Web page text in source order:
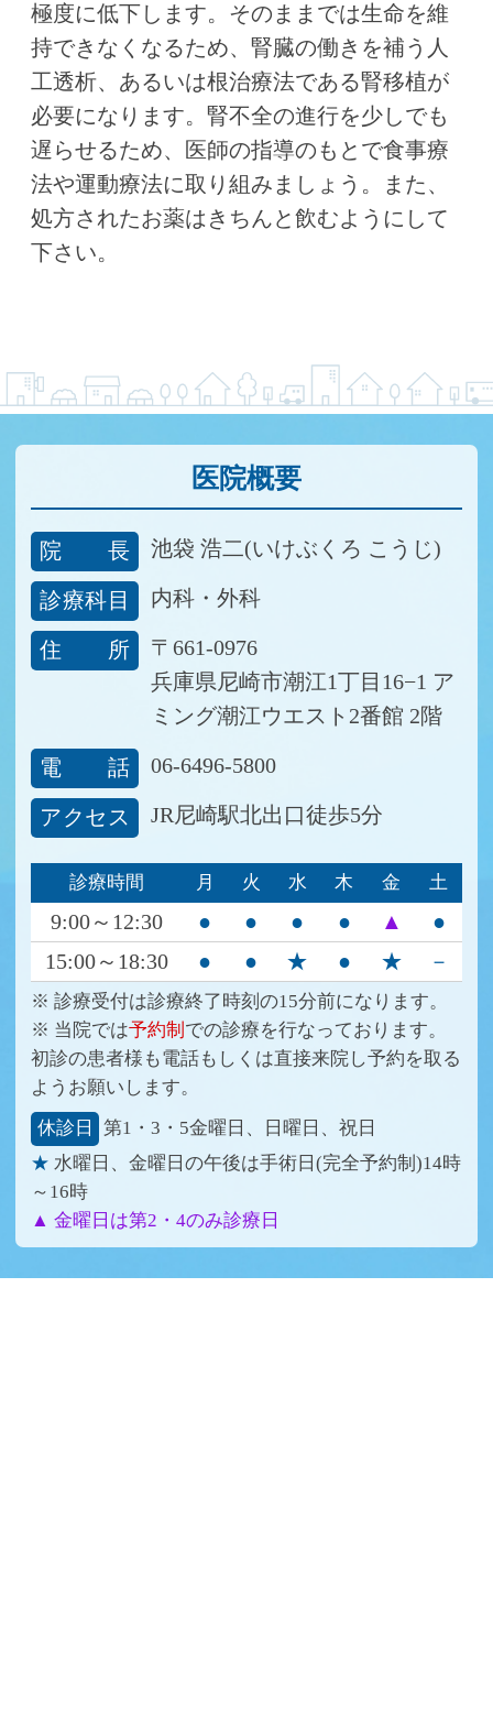
極度に低下します。そのままでは生命を維
持できなくなるため、腎臓の働きを補う人
工透析、あるいは根治療法である腎移植が
必要になります。腎不全の進行を少しでも
遅らせるため、医師の指導のもとで食事療
法や運動療法に取り組みましょう。また、
処方されたお薬はきちんと飲むようにして
下さい。
医院概要
院長 池袋 浩二(いけぶくろ こうじ)
診療科目 内科・外科
住所
〒661-0976
兵庫県尼崎市潮江1丁目16−1 ア
ミング潮江ウエスト2番館 2階
電話 06-6496-5800
アクセス JR尼崎駅北出口徒歩5分
※ 診療受付は診療終了時刻の15分前になります。
※ 当院では予約制 での診療を行なっております。
初診の患者様も電話もしくは直接来院し予約を取る
ようお願いします。
休診日
第1・3・5金曜日、日曜日、祝日
★ 水曜日、金曜日の午後は手術日(完全予約制)14時
～16時
▲ 金曜日は第2・4のみ診療日
診療時間 月 火 水 木 金 土
9:00～12:30 ● ● ● ● ▲
●
15:00～18:30
● ● ★ ● ★ －